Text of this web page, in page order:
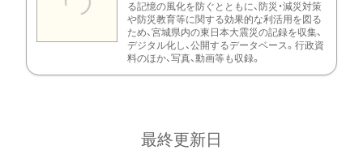
る記憶の風化を防ぐとともに、防災・減災対策
や防災教育等に関する効果的な利活用を図る
ため、宮城県内の東日本大震災の記録を収集、
デジタル化し、公開するデータベース。行政資
料のほか、写真、動画等も収録。
最終更新日